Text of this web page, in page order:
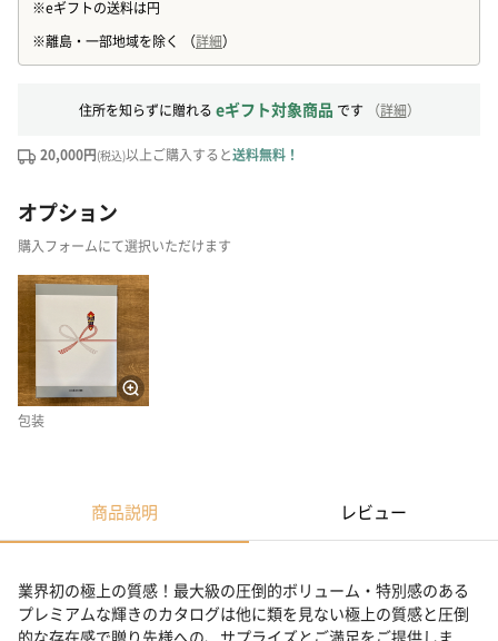
住所を知らずに贈れる eギフト対象商品 です （詳細）
20,000円(税込)以上ご購入すると送料無料！
オプション
購入フォームにて選択いただけます
包装
商品説明 レビュー
業界初の極上の質感！最大級の圧倒的ボリューム・特別感のある
プレミアムな輝きのカタログは他に類を見ない極上の質感と圧倒